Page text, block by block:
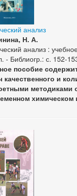
анализ
Н. А.
анализ :
- Библиогр.: с. 152-
пособие
качественного и
химическом